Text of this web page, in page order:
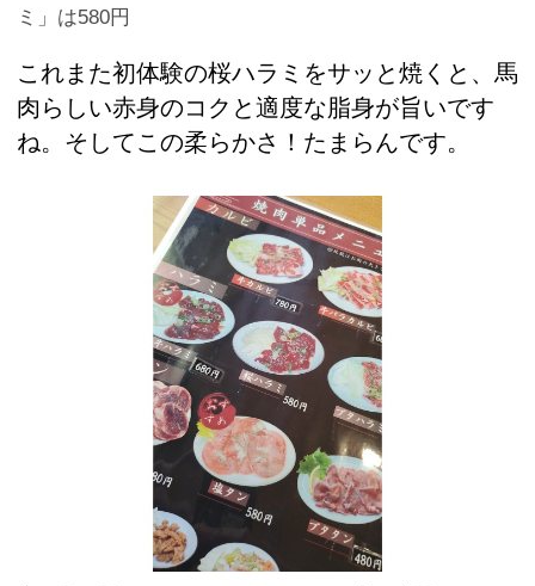
ミ」は580円
これまた初体験の桜ハラミをサッと焼くと、馬
肉らしい赤身のコクと適度な脂身が旨いです
ね。そしてこの柔らかさ！たまらんです。